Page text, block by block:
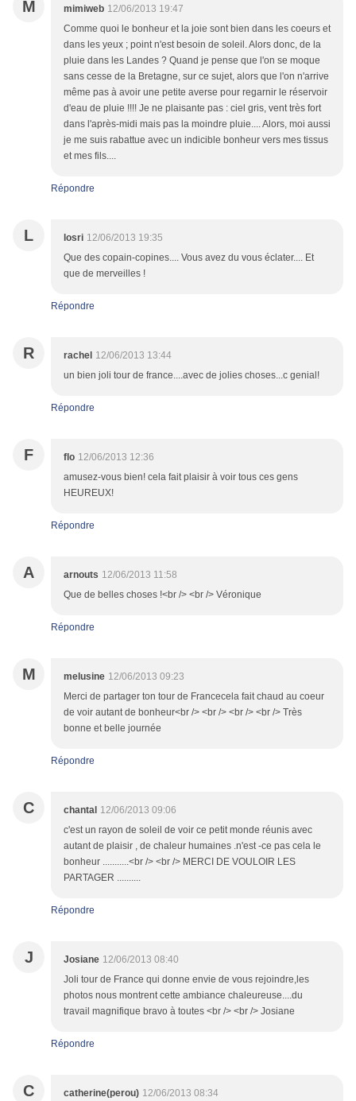
M mimiweb 12/06/2013 19:47
Comme quoi le bonheur et la joie sont bien dans les coeurs et
dans les yeux ; point n'est besoin de soleil. Alors donc, de la
pluie dans les Landes ? Quand je pense que l'on se moque
sans cesse de la Bretagne, sur ce sujet, alors que l'on n'arrive
même pas à avoir une petite averse pour regarnir le réservoir
d'eau de pluie !!!! Je ne plaisante pas : ciel gris, vent très fort
dans l'après-midi mais pas la moindre pluie.... Alors, moi aussi
je me suis rabattue avec un indicible bonheur vers mes tissus
et mes fils....
Répondre
L losri 12/06/2013 19:35
Que des copain-copines.... Vous avez du vous éclater.... Et
que de merveilles !
Répondre
R rachel 12/06/2013 13:44
un bien joli tour de france....avec de jolies choses...c genial!
Répondre
F flo 12/06/2013 12:36
amusez-vous bien! cela fait plaisir à voir tous ces gens
HEUREUX!
Répondre
A arnouts 12/06/2013 11:58
Que de belles choses !<br /> <br /> Véronique
Répondre
M melusine 12/06/2013 09:23
Merci de partager ton tour de Francecela fait chaud au coeur
de voir autant de bonheur<br /> <br /> <br /> <br /> Très
bonne et belle journée
Répondre
C chantal 12/06/2013 09:06
c'est un rayon de soleil de voir ce petit monde réunis avec
autant de plaisir , de chaleur humaines .n'est -ce pas cela le
bonheur ...........<br /> <br /> MERCI DE VOULOIR LES
PARTAGER ..........
Répondre
J Josiane 12/06/2013 08:40
Joli tour de France qui donne envie de vous rejoindre,les
photos nous montrent cette ambiance chaleureuse....du
travail magnifique bravo à toutes <br /> <br /> Josiane
Répondre
C catherine(perou) 12/06/2013 08:34